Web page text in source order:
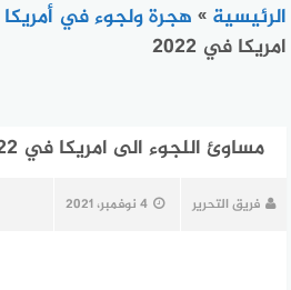
الرئيسية » هجرة ولجوء في أمريكا
امريكا في 2022
مساوئ اللجوء الى امريكا في 2022
فريق التحرير 4 نوفمبر، 2021